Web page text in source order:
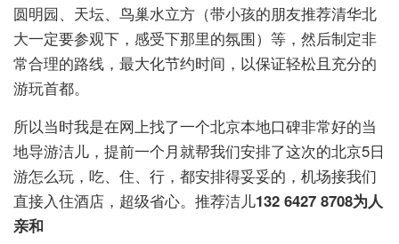
圆明园、天坛、鸟巢水立方（带小孩的朋友推荐清华北
大一定要参观下，感受下那里的氛围）等，然后制定非
常合理的路线，最大化节约时间，以保证轻松且充分的
游玩首都。
所以当时我是在网上找了一个北京本地口碑非常好的当
地导游洁儿，提前一个月就帮我们安排了这次的北京5日
游怎么玩，吃、住、行，都安排得妥妥的，机场接我们
直接入住酒店，超级省心。推荐洁儿132 6427 8708为人
亲和